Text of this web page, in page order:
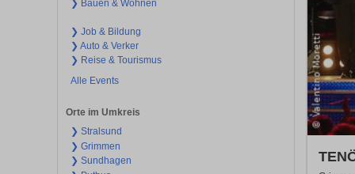
❯ Bauen & Wohnen
❯ Job & Bildung
❯ Auto & Verker
❯ Reise & Tourismus
Alle Events
Orte im Umkreis
❯ Stralsund
❯ Grimmen
❯ Sundhagen